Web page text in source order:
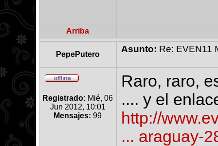
Arriba
PepePutero
Asunto: Re: EVEN11
Registrado: Mié, 06
Jun 2012, 10:01
Mensajes: 99
Raro, raro,
.... y el
http://
... araguay-